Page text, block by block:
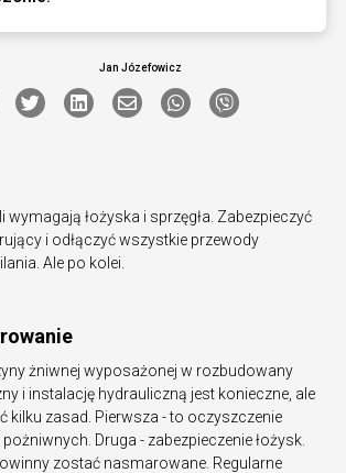
Jan Józefowicz
wymagają łożyska i sprzęgła. Zabezpieczyć
i odłączyć wszystkie przewody
Ale po kolei.
żniwnej wyposażonej w rozbudowany
i instalację hydrauliczną jest konieczne, ale
kilku zasad. Pierwsza - to oczyszczenie
Druga - zabezpieczenie łożysk.
zostać nasmarowane. Regularne